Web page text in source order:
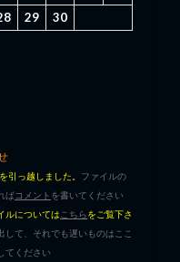
29
30
引っ越しました。 ファイルの
ばコメント を書いてください
ルについては こちらをご覧下さ
して、それでも遅いものはここ
てください